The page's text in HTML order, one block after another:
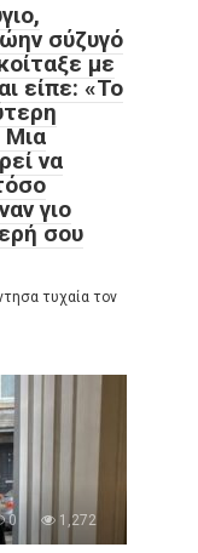
σύζυγό
με
είπε: «Το
να
γιο
σου
τυχαία τον
0 1,272